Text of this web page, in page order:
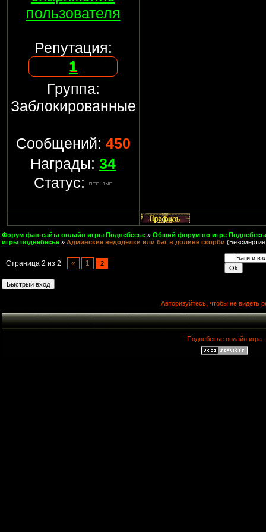
пользователя
Репутация:
1
Группа:
Заблокированные
Сообщений: 450
Награды: 34
Статус:
Форум фан-сайта онлайн игры Поднебесье » Общий форум по игре
игры поднебесье » Админские недоделки или баг в долине скорби
Страница 2 из 2 « 1 2
Авторизуйтесь, чтобы не видеть
Поднебесье онлайн игра